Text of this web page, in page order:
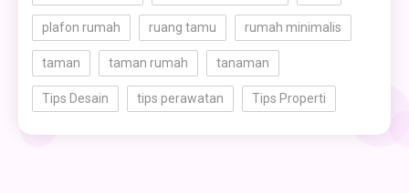
plafon rumah ruang tamu rumah minimalis
taman taman rumah tanaman
Tips Desain tips perawatan Tips Properti